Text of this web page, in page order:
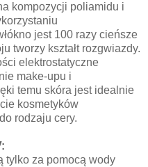
kompozycji poliamidu i
jest 100 razy cieńsze
tworzy kształt rozgwiazdy.
elektrostatyczne
make-upu i
temu skóra jest idealnie
kosmetyków
rodzaju cery.
tylko za pomocą wody